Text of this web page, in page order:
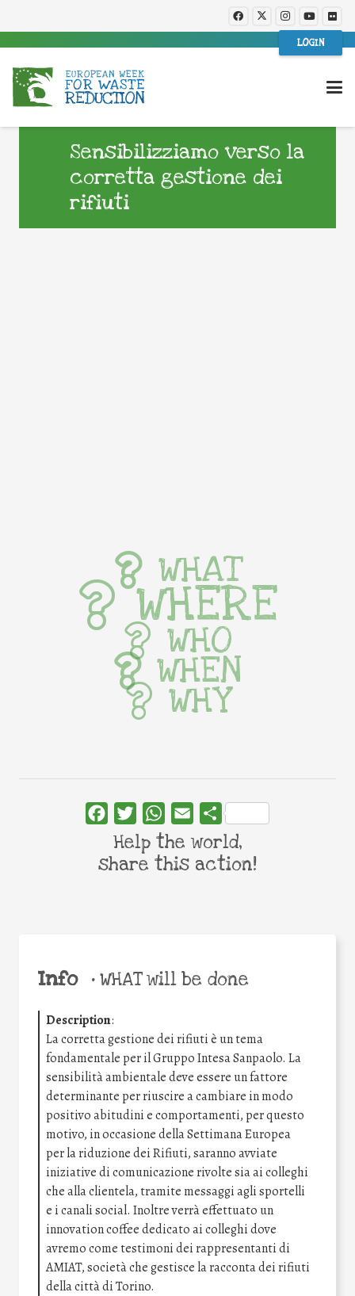
LOGIN
Sensibilizziamo verso la
corretta gestione dei
rifiuti
Info •WHAT will be done
Description:
La corretta gestione dei rifiuti è un tema
fondamentale per il Gruppo Intesa Sanpaolo. La
sensibilità ambientale deve essere un fattore
determinante per riuscire a cambiare in modo
positivo abitudini e comportamenti, per questo
motivo, in occasione della Settimana Europea
per la riduzione dei Rifiuti, saranno avviate
iniziative di comunicazione rivolte sia ai colleghi
che alla clientela, tramite messaggi agli sportelli
e i canali social. Inoltre verrà effettuato un
innovation coffee dedicato ai colleghi dove
avremo come testimoni dei rappresentanti di
AMIAT, società che gestisce la racconta dei rifiuti
della città di Torino.
WHAT
WHERE
WHO
WHEN
WHY
FacebookTwitterWhatsApp
Email Share
Help the world,
share this action!